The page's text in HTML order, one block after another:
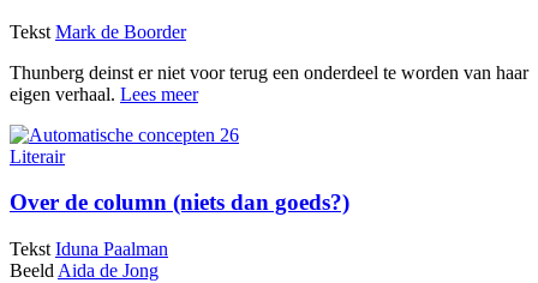
Tekst Mark de Boorder
Thunberg deinst er niet voor terug een onderdeel te worden van haar
eigen verhaal. Lees meer
Literair
Over de column (niets dan goeds?)
Tekst Iduna Paalman
Beeld Aida de Jong